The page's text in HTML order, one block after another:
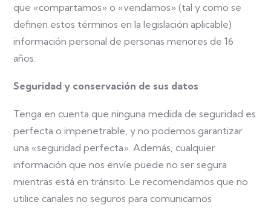
que «compartamos» o «vendamos» (tal y como se
definen estos términos en la legislación aplicable)
información personal de personas menores de 16
años.
Seguridad y conservación de sus datos
Tenga en cuenta que ninguna medida de seguridad es
perfecta o impenetrable, y no podemos garantizar
una «seguridad perfecta». Además, cualquier
información que nos envíe puede no ser segura
mientras está en tránsito. Le recomendamos que no
utilice canales no seguros para comunicarnos